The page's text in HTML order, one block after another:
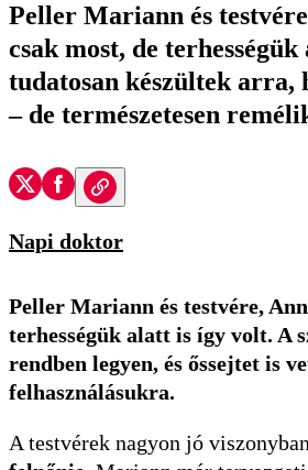
Peller Mariann és
csak most, de
tudatosan készültek arra,
– de természetesen
Napi doktor
Peller Mariann és testvére,
terhességük alatt is így volt. A
rendben legyen, és őssejtet is
felhasználásukra.
A testvérek nagyon jó